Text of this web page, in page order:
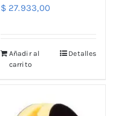
$27.933,00
Añadir al
carrito
Detalles